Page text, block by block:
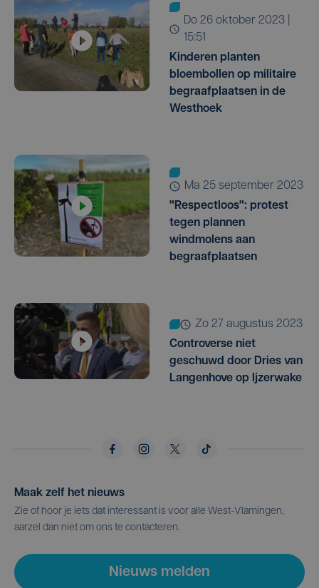
do 26 oktober 2023 |
15:51
Kinderen planten
bloembollen op militaire
begraafplaatsen in de
Westhoek
ma 25 september 2023
"Respectloos": protest
tegen plannen
windmolens aan
begraafplaatsen
zo 27 augustus 2023
Controverse niet
geschuwd door Dries van
Langenhove op Ijzerwake
Maak zelf het nieuws
Zie of hoor je iets dat interessant is voor alle West-Vlamingen,
aarzel dan niet om ons te contacteren.
Nieuws melden